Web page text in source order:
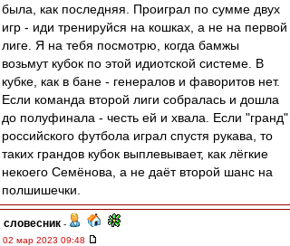
была, как последняя. Проиграл по сумме двух
игр - иди тренируйся на кошках, а не на первой
лиге. Я на тебя посмотрю, когда бамжы
возьмут кубок по этой идиотской системе. В
кубке, как в бане - генералов и фаворитов нет.
Если команда второй лиги собралась и дошла
до полуфинала - честь ей и хвала. Если "гранд"
российского футбола играл спустя рукава, то
таких грандов кубок выплевывает, как лёгкие
некоего Семёнова, а не даёт второй шанс на
полшишечки.
словесник -
02 мар 2023 09:48